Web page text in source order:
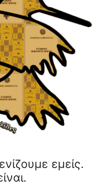
εμείς.